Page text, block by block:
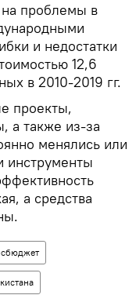
проблемы в
и недостатки
12,6
в 2010-2019 гг.
проекты,
а также из-за
менялись или
инструменты
а средства